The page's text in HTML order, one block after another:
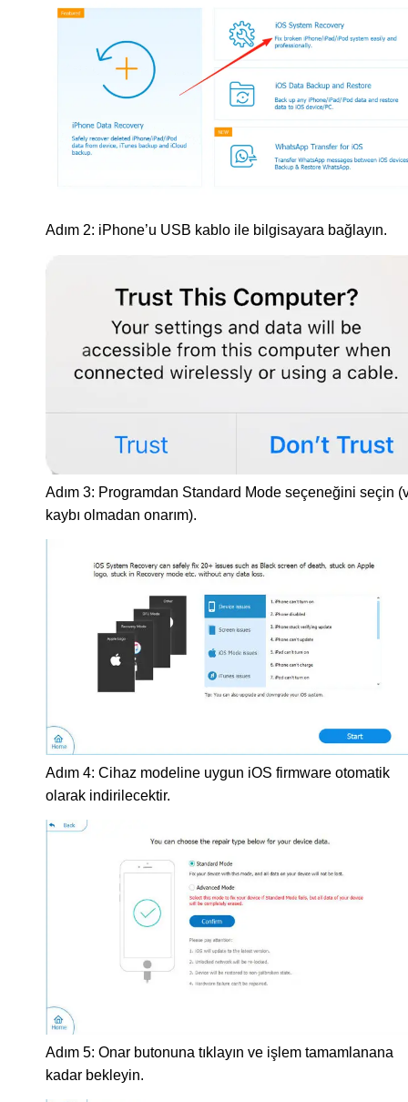
Adım 2: iPhone’u USB kablo ile bilgisayara bağlayın.
Adım 3: Programdan Standard Mode seçeneğini seçin
kaybı olmadan onarım).
Adım 4: Cihaz modeline uygun iOS firmware otomatik
olarak indirilecektir.
Adım 5: Onar butonuna tıklayın ve işlem tamamlanana
kadar bekleyin.